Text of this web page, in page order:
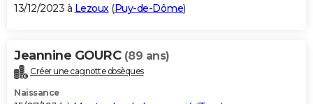
13/12/2023 à Lezoux(Puy-de-Dôme)
Jeannine GOURC (89 ans)
Créer une cagnotte obsèques
Naissance